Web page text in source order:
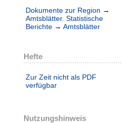
Dokumente zur Region →
Amtsblätter. Statistische
Berichte → Amtsblätter
Hefte
Zur Zeit nicht als PDF
verfügbar
Nutzungshinweis